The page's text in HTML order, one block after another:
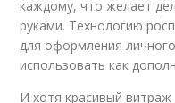
каждому, что желает
руками. Технологию
для оформления
использовать как
И хотя красивый витраж